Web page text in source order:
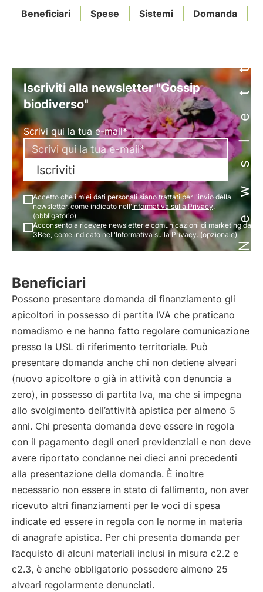
Beneficiari Spese Sistemi DomandaNewsletter
Iscriviti alla newsletter "Gossip
biodiverso"
Scrivi qui la tua e-mail*
Iscriviti
Accetto che i miei dati personali siano trattati per l'invio della
newsletter, come indicato nell'Informativa sulla Privacy.
(obbligatorio)
Acconsento a ricevere newsletter e comunicazioni di marketing da
3Bee, come indicato nell'Informativa sulla Privacy. (opzionale)
Beneficiari
Possono presentare domanda di finanziamento gli
apicoltori in possesso di partita IVA che praticano
nomadismo e ne hanno fatto regolare comunicazione
presso la USL di riferimento territoriale. Può
presentare domanda anche chi non detiene alveari
(nuovo apicoltore o già in attività con denuncia a
zero), in possesso di partita Iva, ma che si impegna
allo svolgimento dell’attività apistica per almeno 5
anni. Chi presenta domanda deve essere in regola
con il pagamento degli oneri previdenziali e non deve
avere riportato condanne nei dieci anni precedenti
alla presentazione della domanda. È inoltre
necessario non essere in stato di fallimento, non aver
ricevuto altri finanziamenti per le voci di spesa
indicate ed essere in regola con le norme in materia
di anagrafe apistica. Per chi presenta domanda per
l’acquisto di alcuni materiali inclusi in misura c2.2 e
c2.3, è anche obbligatorio possedere almeno 25
alveari regolarmente denunciati.